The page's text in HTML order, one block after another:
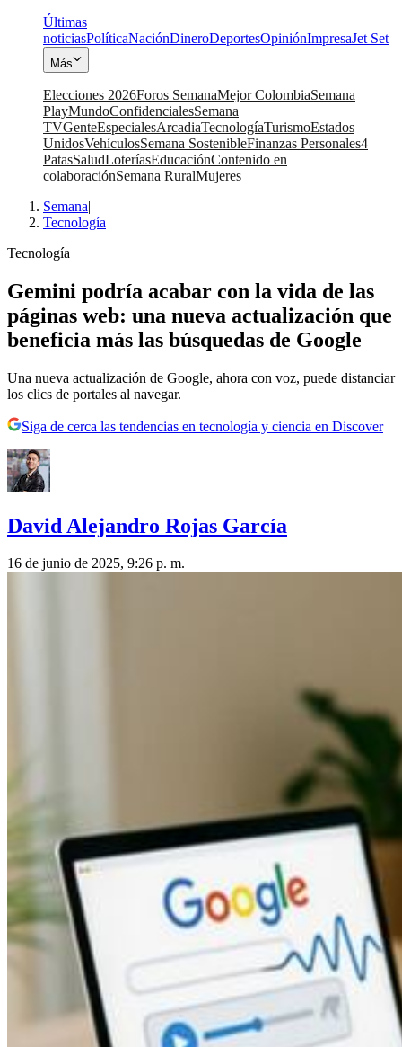
Últimas
noticiasPolíticaNaciónDineroDeportesOpiniónImpresaJet Set
Más
Elecciones 2026Foros SemanaMejor ColombiaSemana
PlayMundoConfidencialesSemana
TVGenteEspecialesArcadiaTecnologíaTurismoEstados
UnidosVehículosSemana SostenibleFinanzas Personales4
PatasSaludLoteríasEducaciónContenido en
colaboraciónSemana RuralMujeres
Semana|
Tecnología
Tecnología
Gemini podría acabar con la vida de las
páginas web: una nueva actualización que
beneficia más las búsquedas de Google
Una nueva actualización de Google, ahora con voz, puede distanciar
los clics de portales al navegar.
Siga de cerca las tendencias en tecnología y ciencia en Discover
David Alejandro Rojas García
16 de junio de 2025, 9:26 p. m.